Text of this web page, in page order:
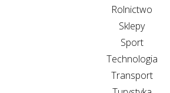
Rolnictwo
Sklepy
Sport
Technologia
Transport